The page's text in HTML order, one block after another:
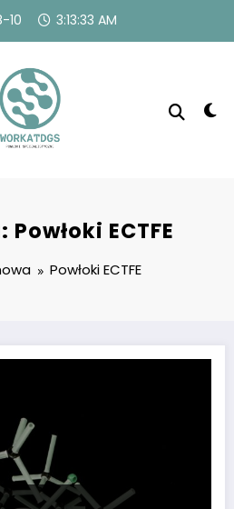
10 3:13:34 AM
ECTFE
Powłoki ECTFE